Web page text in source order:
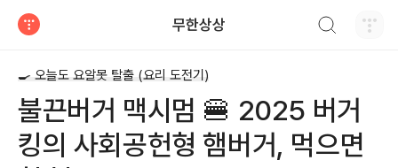
무한상상
🍳 오늘도 요알못 탈출 (요리 도전기)
불끈버거 맥시멈 🍔 2025 버거
킹의 사회공헌형 햄버거, 먹으면